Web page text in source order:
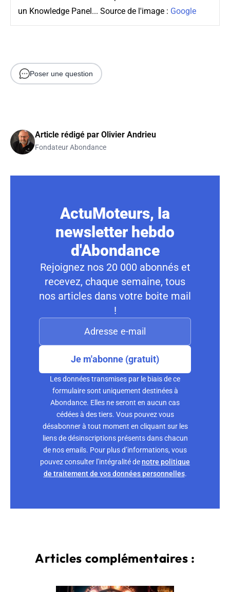
un Knowledge Panel... Source de l'image : Google
Poser une question
Article rédigé par Olivier Andrieu
Fondateur Abondance
ActuMoteurs, la
newsletter hebdo
d'Abondance
Rejoignez nos 20 000 abonnés et
recevez, chaque semaine, tous
nos articles dans votre boite mail
!
Je m'abonne (gratuit)
Les données transmises par le biais de ce
formulaire sont uniquement destinées à
Abondance. Elles ne seront en aucun cas
cédées à des tiers. Vous pouvez vous
désabonner à tout moment en cliquant sur les
liens de désinscriptions présents dans chacun
de nos emails. Pour plus d’informations, vous
pouvez consulter l’intégralité denotre politique
de traitement de vos données personnelles.
Articles complémentaires :